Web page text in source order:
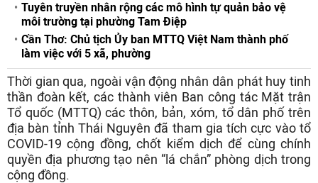
Tuyên truyền nhân rộng các mô hình tự quản bảo vệ
môi trường tại phường Tam Điệp
Cần Thơ: Chủ tịch Ủy ban MTTQ Việt Nam thành phố
làm việc với 5 xã, phường
Thời gian qua, ngoài vận động nhân dân phát huy tinh
thần đoàn kết, các thành viên Ban công tác Mặt trận
Tổ quốc (MTTQ) các thôn, bản, xóm, tổ dân phố trên
địa bàn tỉnh Thái Nguyên đã tham gia tích cực vào tổ
COVID-19 cộng đồng, chốt kiểm dịch để cùng chính
quyền địa phương tạo nên “lá chắn” phòng dịch trong
cộng đồng.